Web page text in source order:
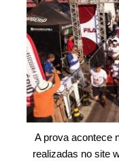
A prova acontece
realizadas no site